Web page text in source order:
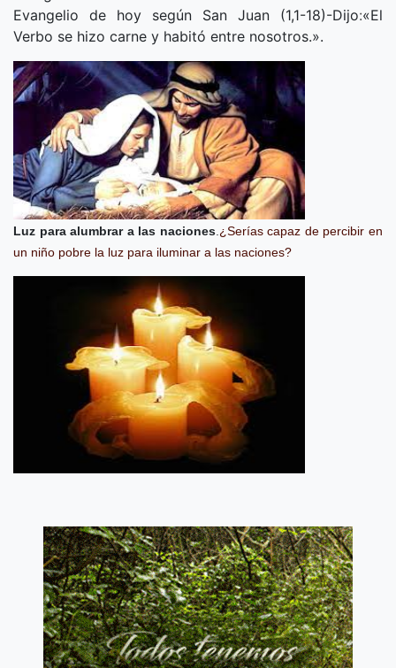
Evangelio de hoy según San Juan (1,1-18)-Dijo:«El
Verbo se hizo carne y habitó entre nosotros.».
Luz para alumbrar a las naciones. ¿Serías capaz de percibir en
un niño pobre la luz para iluminar a las naciones?